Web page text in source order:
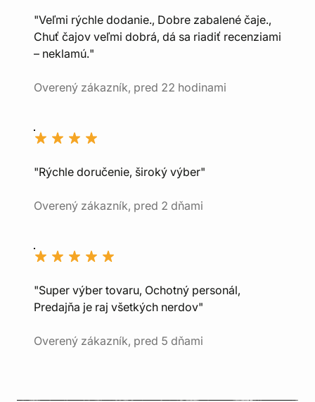
"Veľmi rýchle dodanie., Dobre zabalené čaje.,
Chuť čajov veľmi dobrá, dá sa riadiť recenziami
– neklamú."
Overený zákazník, pred 22 hodinami
"Rýchle doručenie, široký výber"
Overený zákazník, pred 2 dňami
"Super výber tovaru, Ochotný personál,
Predajňa je raj všetkých nerdov"
Overený zákazník, pred 5 dňami